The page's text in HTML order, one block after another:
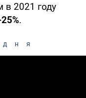
2021 году
.